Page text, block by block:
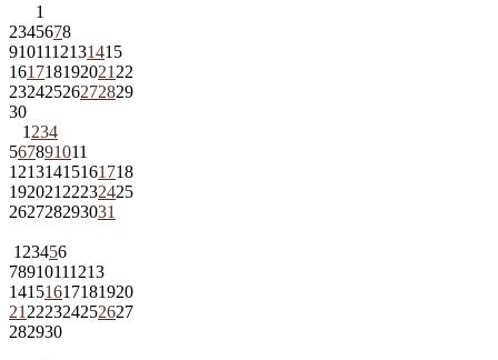
1
2345678
9101112131415
161718192021 22
23242526272829
30
1 234
567891011
12131415161718
192021 22232425
262728293031
1 23456
78910111213
14151617181920
21 222324252627
282930